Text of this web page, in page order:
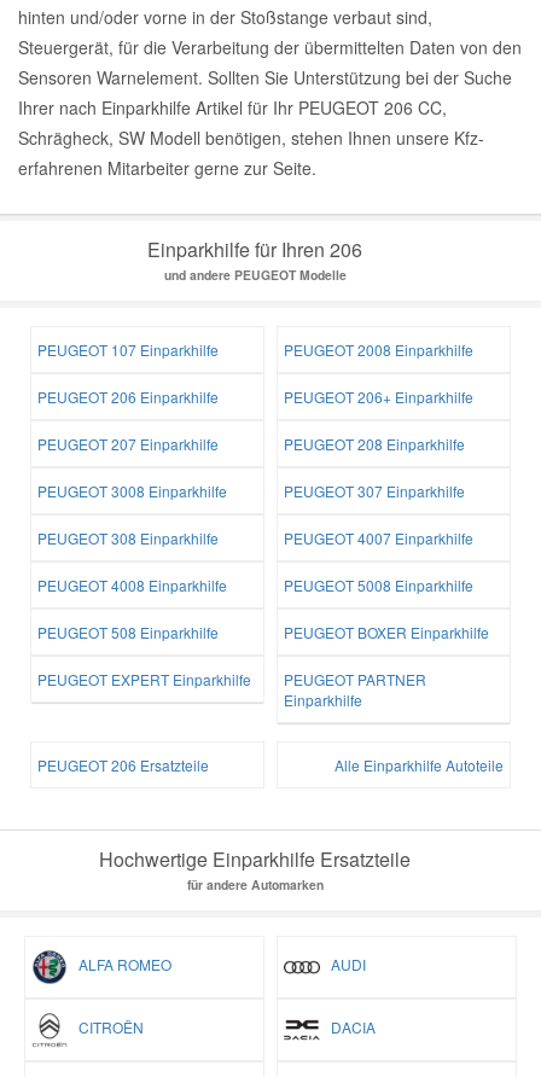
hinten und/oder vorne in der Stoßstange verbaut sind,
Steuergerät, für die Verarbeitung der übermittelten Daten von den
Sensoren Warnelement. Sollten Sie Unterstützung bei der Suche
Ihrer nach Einparkhilfe Artikel für Ihr PEUGEOT 206 CC,
Schrägheck, SW Modell benötigen, stehen Ihnen unsere Kfz-
erfahrenen Mitarbeiter gerne zur Seite.
Einparkhilfe für Ihren 206
und andere PEUGEOT Modelle
PEUGEOT 107 Einparkhilfe PEUGEOT 2008 Einparkhilfe
PEUGEOT 206 Einparkhilfe PEUGEOT 206+ Einparkhilfe
PEUGEOT 207 Einparkhilfe PEUGEOT 208 Einparkhilfe
PEUGEOT 3008 Einparkhilfe PEUGEOT 307 Einparkhilfe
PEUGEOT 308 Einparkhilfe PEUGEOT 4007 Einparkhilfe
PEUGEOT 4008 Einparkhilfe PEUGEOT 5008 Einparkhilfe
PEUGEOT 508 Einparkhilfe PEUGEOT BOXER Einparkhilfe
PEUGEOT EXPERT Einparkhilfe
PEUGEOT PARTNER
Einparkhilfe
PEUGEOT 206 Ersatzteile Alle Einparkhilfe Autoteile
Hochwertige Einparkhilfe Ersatzteile
für andere Automarken
ALFA ROMEO AUDI
CITROËN DACIA